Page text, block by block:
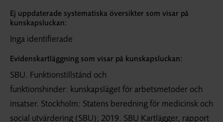
Ej uppdaterade systematiska översikter som visar på
kunskapsluckan:
Inga identifierade
Evidenskartläggning som visar på kunskapsluckan:
SBU. Funktionstillstånd och
funktionshinder: kunskapsläget för arbetsmetoder och
insatser. Stockholm: Statens beredning för medicinsk och
social utvärdering (SBU); 2019. SBU Kartlägger, rapport